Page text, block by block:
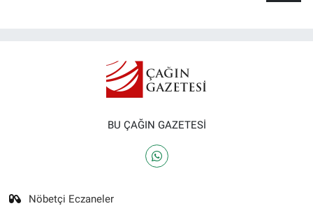
BU ÇAĞIN GAZETESİ
Nöbetçi Eczaneler